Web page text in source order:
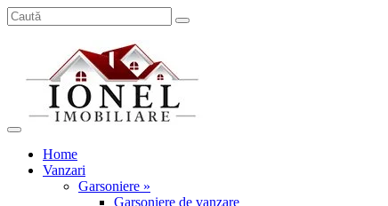
Home
Vanzari
Garsoniere »
Garsoniere de vanzare